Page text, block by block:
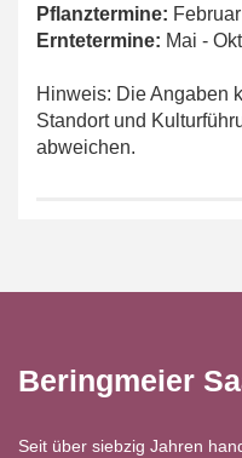
Pflanztermine:
Erntetermine: Mai -
Hinweis: Die Angaben
Standort und
abweichen.
Beringmeier
Seit über siebzig Jahren